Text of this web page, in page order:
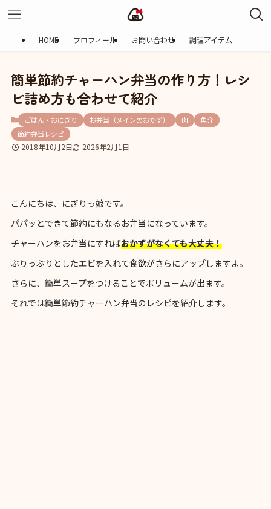
HOME プロフィール お問い合わせ 調理アイテム
簡単節約チャーハン弁当の作り方！レシ
ピ詰め方も合わせて紹介
ごはん・おにぎり お弁当（メインのおかず） 肉
魚介
節約弁当レシピ
2018年10月2日 2026年2月1日
こんにちは、にぎりっ娘です。
パパッとできて節約にもなるお弁当になっています。
チャーハンをお弁当にすればおかずがなくても大丈夫！
ぷりっぷりとしたエビを入れて食欲がさらにアップしますよ。
さらに、簡単スープをつけることでボリュームが出ます。
それでは簡単節約チャーハン弁当のレシピを紹介します。